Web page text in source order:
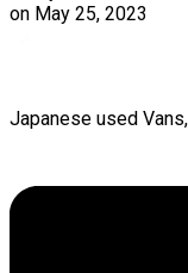
on May 25, 2023
Japanese used